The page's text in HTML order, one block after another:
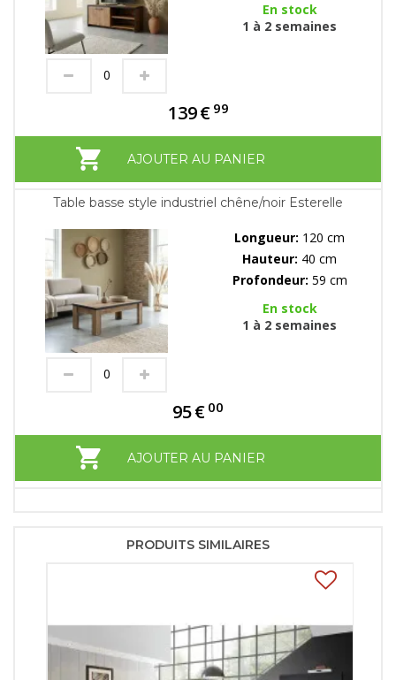
En stock
1 à 2 semaines
139€ 99
AJOUTER AU PANIER
Table basse style industriel chêne/noir Esterelle
Longueur: 120 cm
Hauteur: 40 cm
Profondeur: 59 cm
En stock
1 à 2 semaines
95€ 00
AJOUTER AU PANIER
PRODUITS SIMILAIRES